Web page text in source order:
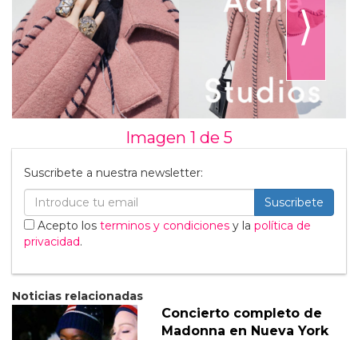
⟩
Imagen 1 de 5
Suscribete a nuestra newsletter:
Suscribete
Acepto los terminos y condiciones y la política de
privacidad.
Noticias relacionadas
Concierto completo de
Madonna en Nueva York